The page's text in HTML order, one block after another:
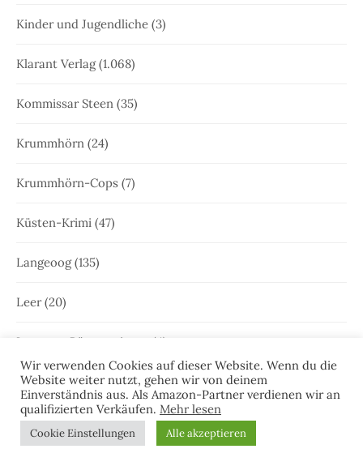
Kinder und Jugendliche (3)
Klarant Verlag(1.068)
Kommissar Steen (35)
Krummhörn (24)
Krummhörn-Cops (7)
Küsten-Krimi (47)
Langeoog(135)
Leer(20)
Leeraner Bürgerzeitung (4)
Leseprobe(51)
Lesermeinungen(1)
Wir verwenden Cookies auf dieser Website. Wenn du die
Website weiter nutzt, gehen wir von deinem
Einverständnis aus. Als Amazon-Partner verdienen wir an
qualifizierten Verkäufen. Mehr lesen
Cookie Einstellungen Alle akzeptieren